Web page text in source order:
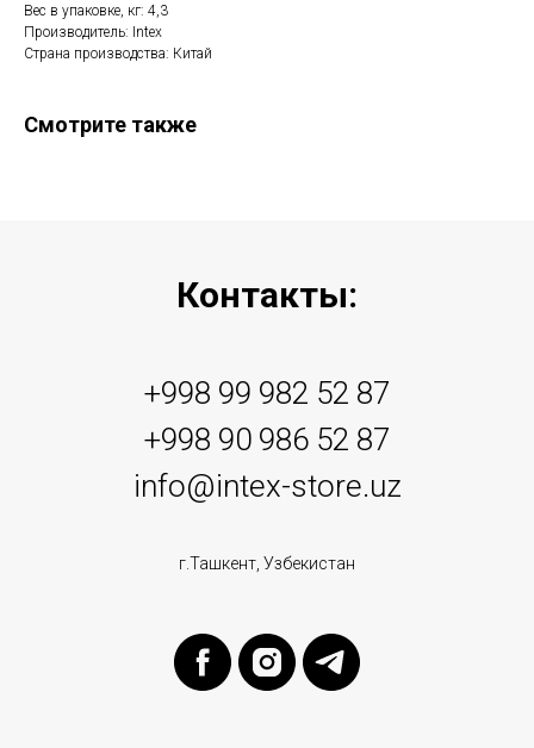
Вес в упаковке, кг: 4,3
Производитель: Intex
Страна производства: Китай
Смотрите также
Контакты:
+998 99 982 52 87
+998 90 986 52 87
info@intex-store.uz
г.Ташкент, Узбекистан